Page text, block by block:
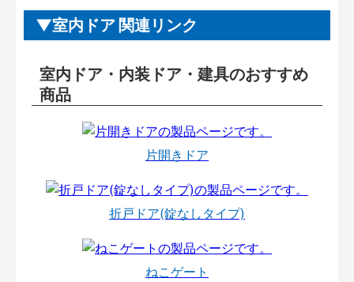
室内ドア 関連リンク
室内ドア・内装ドア・建具のおすすめ
商品
片開きドア
折戸ドア(錠なしタイプ)
ねこゲート